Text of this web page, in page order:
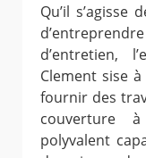
Qu’il
d’entretien,
Clement sise
fournir des
couverture
polyvalent